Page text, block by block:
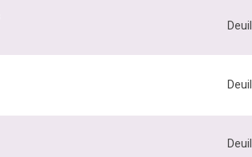
Deuil
Deuil
Deuil